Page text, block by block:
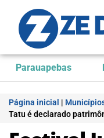
Parauapebas
Página inicial |
Tatu é declarado